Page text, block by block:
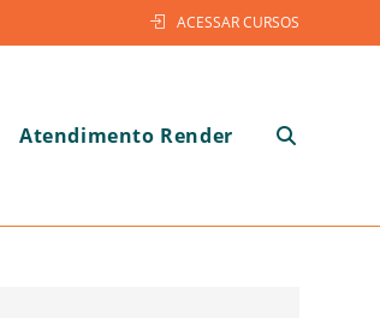
ACESSAR CURSOS
Atendimento Render Alternar